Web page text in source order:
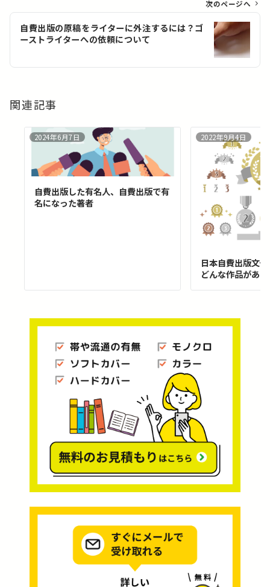
ー
次のページへ
自費出版の原稿をライターに外注するには？ゴ
ーストライターへの依頼について
関連記事
2024年6月7日
自費出版した有名人、自費出版で有
名になった著者
2022年9月4日
日本自費出版文
どんな作品があ